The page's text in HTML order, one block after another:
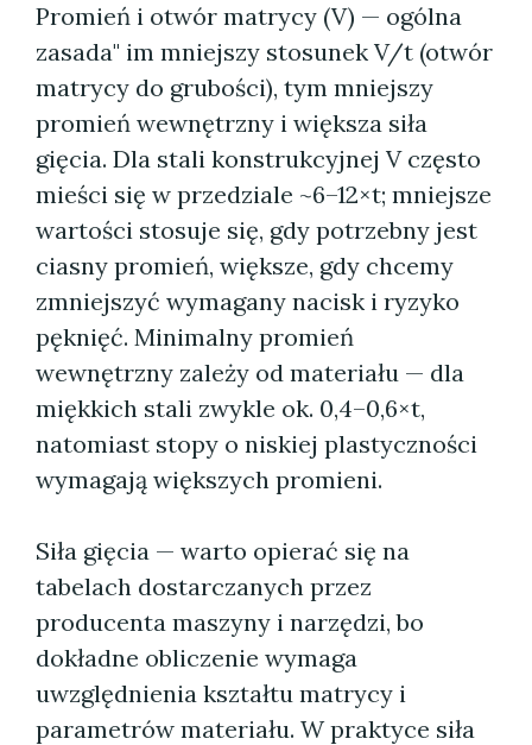
Promień i otwór matrycy (V) — ogólna
zasada" im mniejszy stosunek V/t (otwór
matrycy do grubości), tym mniejszy
promień wewnętrzny i większa siła
gięcia. Dla stali konstrukcyjnej V często
mieści się w przedziale ~6–12×t; mniejsze
wartości stosuje się, gdy potrzebny jest
ciasny promień, większe, gdy chcemy
zmniejszyć wymagany nacisk i ryzyko
pęknięć. Minimalny promień
wewnętrzny zależy od materiału — dla
miękkich stali zwykle ok. 0,4–0,6×t,
natomiast stopy o niskiej plastyczności
wymagają większych promieni.
Siła gięcia — warto opierać się na
tabelach dostarczanych przez
producenta maszyny i narzędzi, bo
dokładne obliczenie wymaga
uwzględnienia kształtu matrycy i
parametrów materiału. W praktyce siła